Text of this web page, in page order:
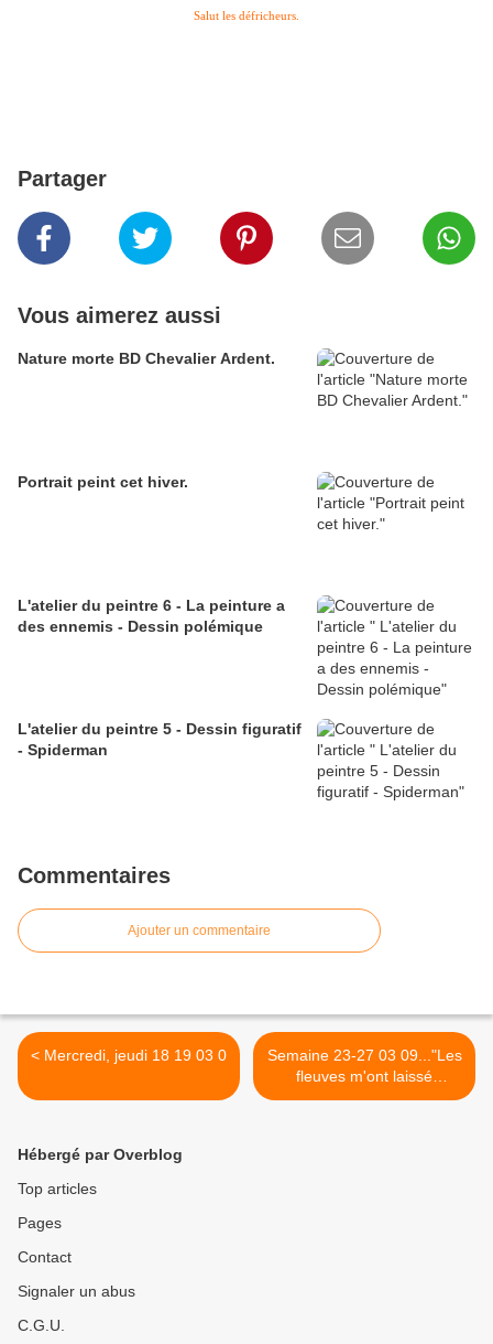
Salut les défricheurs.
Partager
Vous aimerez aussi
Nature morte BD Chevalier Ardent.
Portrait peint cet hiver.
L'atelier du peintre 6 - La peinture a
des ennemis - Dessin polémique
L'atelier du peintre 5 - Dessin figuratif
- Spiderman
Commentaires
Ajouter un commentaire
< Mercredi, jeudi 18 19 03 0
Semaine 23-27 03 09..."Les
fleuves m'ont laissé
descendre où je voulais"...
Hébergé par Overblog
Top articles
Pages
Contact
Signaler un abus
C.G.U.